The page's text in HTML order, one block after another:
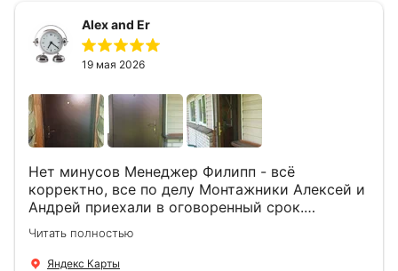
Alex and Er
19 мая 2026
Нет минусов Менеджер Филипп - всё
корректно, все по делу Монтажники Алексей и
Андрей приехали в оговоренный срок.
Демонтировали старую дверь и установили
новую буквально за час Быстро и качественно
+ нормальные цены Всем большое спасибо
Читать полностью
Яндекс Карты